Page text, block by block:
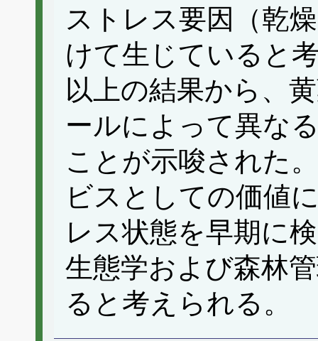
ストレス要因（乾
けて生じていると
以上の結果から、
ールによって異な
ことが示唆された
ビスとしての価値
レス状態を早期に
生態学および森林
ると考えられる。